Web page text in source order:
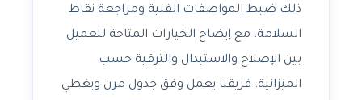
ذلك ضبط المواصفات الفنية ومراجعة نقاط
السلامة، مع إيضاح الخيارات المتاحة للعميل
بين الإصلاح والاستبدال والترقية حسب
الميزانية. فريقنا يعمل وفق جدول مرن ويغطي